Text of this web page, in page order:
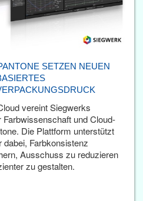
SETZEN NEUEN
F
vereint Siegwerks
und Cloud-
Die Plattform unterstützt
dabei, Farbkonsistenz
Ausschuss zu reduzieren
zu gestalten.